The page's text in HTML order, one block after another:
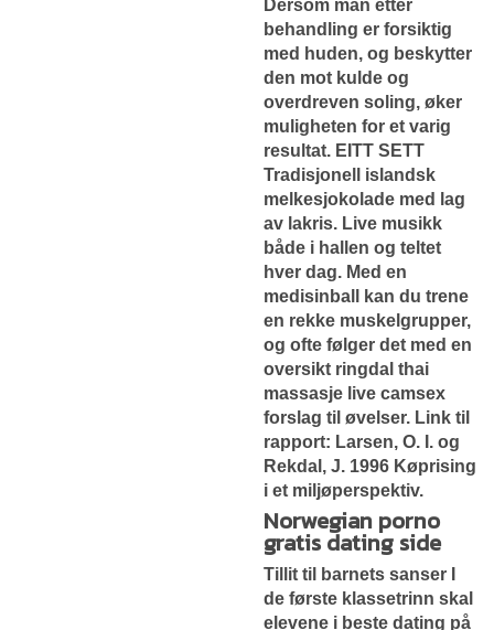
Dersom man etter
behandling er forsiktig
med huden, og beskytter
den mot kulde og
overdreven soling, øker
muligheten for et varig
resultat. EITT SETT
Tradisjonell islandsk
melkesjokolade med lag
av lakris. Live musikk
både i hallen og teltet
hver dag. Med en
medisinball kan du trene
en rekke muskelgrupper,
og ofte følger det med en
oversikt ringdal thai
massasje live camsex
forslag til øvelser. Link til
rapport: Larsen, O. I. og
Rekdal, J. 1996 Køprising
i et miljøperspektiv.
Norwegian porno
gratis dating side
Tillit til barnets sanser I
de første klassetrinn skal
elevene i beste dating på